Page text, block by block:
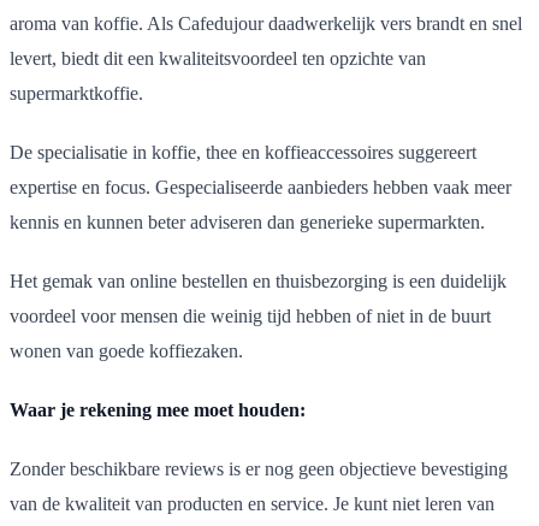
aroma van koffie. Als Cafedujour daadwerkelijk vers brandt en snel
levert, biedt dit een kwaliteitsvoordeel ten opzichte van
supermarktkoffie.
De specialisatie in koffie, thee en koffieaccessoires suggereert
expertise en focus. Gespecialiseerde aanbieders hebben vaak meer
kennis en kunnen beter adviseren dan generieke supermarkten.
Het gemak van online bestellen en thuisbezorging is een duidelijk
voordeel voor mensen die weinig tijd hebben of niet in de buurt
wonen van goede koffiezaken.
Waar je rekening mee moet houden:
Zonder beschikbare reviews is er nog geen objectieve bevestiging
van de kwaliteit van producten en service. Je kunt niet leren van